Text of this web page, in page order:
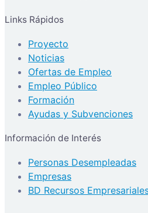
Links Rápidos
Proyecto
Noticias
Ofertas de Empleo
Empleo Público
Formación
Ayudas y Subvenciones
Información de Interés
Personas Desempleadas
Empresas
BD Recursos